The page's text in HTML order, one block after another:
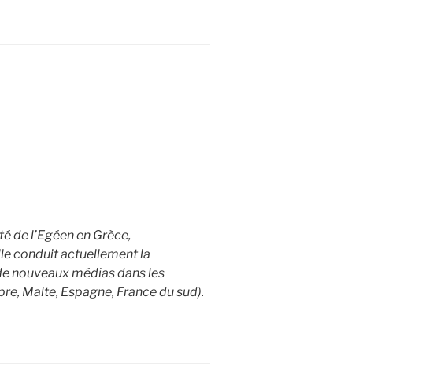
de l’Egéen en Grèce,
conduit actuellement la
nouveaux médias dans les
Malte, Espagne, France du sud).